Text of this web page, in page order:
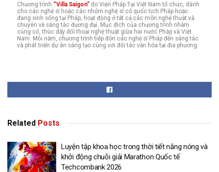
Chương trình “Villa Saigon” do Viện Pháp Tại Việt Nam tổ chức, dành
cho các nghệ sĩ hoặc các nhóm nghệ sĩ có quốc tịch Pháp hoặc
đang sinh sống tại Pháp, hoạt động ở tất cả các môn nghệ thuật và
chuyên về sáng tác đương đại. Mục đích của chương trình nhằm
củng cố, thúc đẩy đối thoại nghệ thuật giữa hai nước Pháp và Việt
Nam. Mỗi năm, chương trình tiếp đón các nghệ sĩ Pháp đến sáng tác
và phát triển dự án sáng tạo cùng với đối tác văn hóa tại địa phương.
Related Posts
Luyện tập khoa học trong thời tiết nắng nóng và
khởi động chuỗi giải Marathon Quốc tế
Techcombank 2026